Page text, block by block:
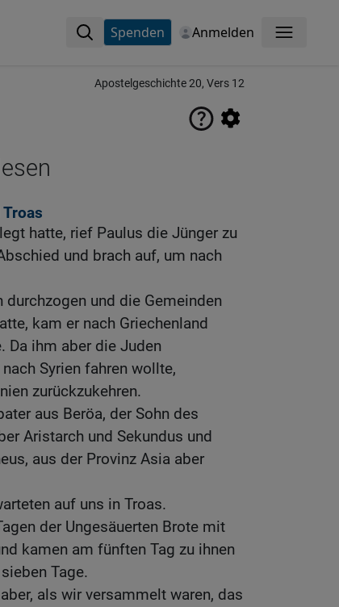
Spenden Anmelden Menü
Apostelgeschichte 20, Vers 12
hatte, rief Paulus die Jünger zu
und brach auf, um nach
durchzogen und die Gemeinden
kam er nach Griechenland
Da ihm aber die Juden
Syrien fahren wollte,
zurückzukehren.
aus Beröa, der Sohn des
Aristarch und Sekundus und
aus der Provinz Asia aber
auf uns in Troas.
der Ungesäuerten Brote mit
kamen am fünften Tag zu ihnen
Tage.
als wir versammelt waren, das